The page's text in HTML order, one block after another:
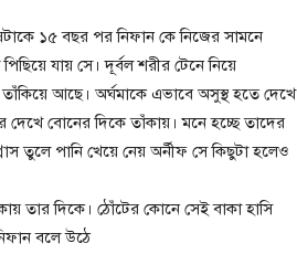
১৫ বছর পর নিফান কে নিজের সামনে
যায় সে। দূর্বল শরীর টেনে নিয়ে
আছে। অর্ঘমাকে এভাবে অসুস্থ হতে দেখে
দেখে বোনের দিকে তাঁকায়। মনে হচ্ছে তাদের
তুলে পানি খেয়ে নেয় অর্নীফ সে কিছুটা হলেও
তার দিকে। ঠোঁটের কোনে সেই বাকা হাসি
বলে উঠে